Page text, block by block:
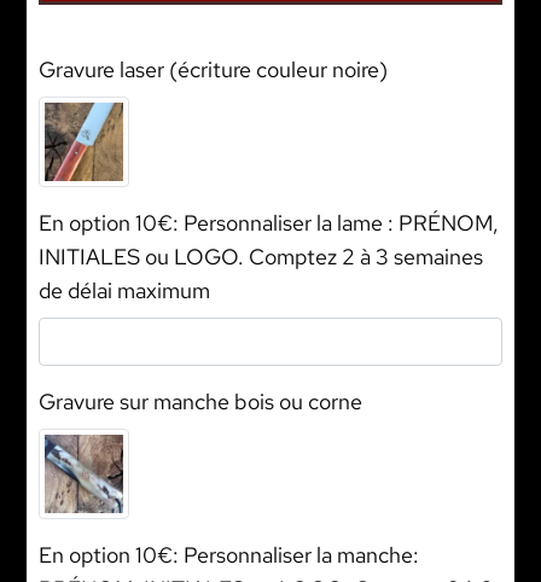
Gravure laser (écriture couleur noire)
En option 10€: Personnaliser la lame : PRÉNOM,
INITIALES ou LOGO. Comptez 2 à 3 semaines
de délai maximum
Gravure sur manche bois ou corne
En option 10€: Personnaliser la manche: